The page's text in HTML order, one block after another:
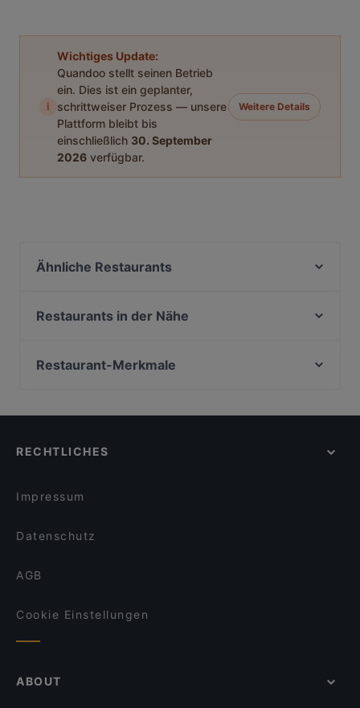
i
Wichtiges Update:
Quandoo stellt seinen Betrieb
ein. Dies ist ein geplanter,
schrittweiser Prozess — unsere
Plattform bleibt bis
einschließlich 30. September
2026 verfügbar.
Weitere Details
Ähnliche Restaurants
Vino e Crostini
Asia Mekong
Burger Lounge Elmshorn
Restaurants in der Nähe
SHADALAI
Restaurant-Merkmale
Casual Dining Restaurants in Stade
RECHTLICHES
Impressum
Datenschutz
AGB
Cookie Einstellungen
ABOUT